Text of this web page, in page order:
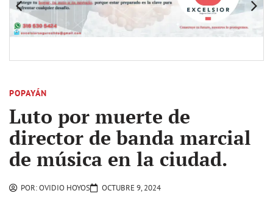
POPAYÁN
Luto por muerte de
director de banda marcial
de música en la ciudad.
POR:OVIDIO HOYOS OCTUBRE 9, 2024